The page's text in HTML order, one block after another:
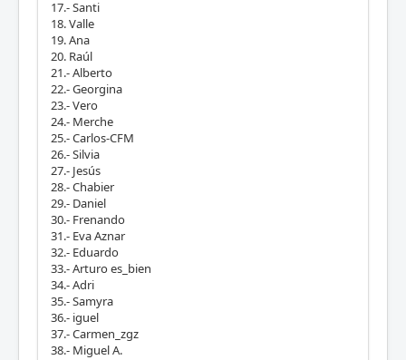
17.- Santi
18. Valle
19. Ana
20. Raúl
21.- Alberto
22.- Georgina
23.- Vero
24.- Merche
25.- Carlos-CFM
26.- Silvia
27.- Jesús
28.- Chabier
29.- Daniel
30.- Frenando
31.- Eva Aznar
32.- Eduardo
33.- Arturo es_bien
34.- Adri
35.- Samyra
36.- iguel
37.- Carmen_zgz
38.- Miguel A.